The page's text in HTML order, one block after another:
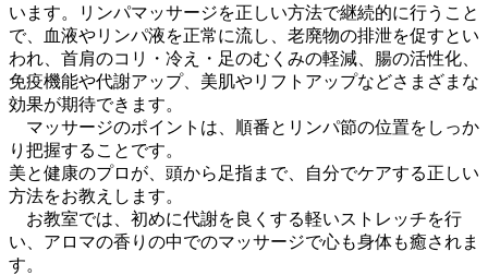
います。リンパマッサージを正しい方法で継続的に行うこと
で、血液やリンパ液を正常に流し、老廃物の排泄を促すとい
われ、首肩のコリ・冷え・足のむくみの軽減、腸の活性化、
免疫機能や代謝アップ、美肌やリフトアップなどさまざまな
効果が期待できます。
マッサージのポイントは、順番とリンパ節の位置をしっか
り把握することです。
美と健康のプロが、頭から足指まで、自分でケアする正しい
方法をお教えします。
お教室では、初めに代謝を良くする軽いストレッチを行
い、アロマの香りの中でのマッサージで心も身体も癒されま
す。